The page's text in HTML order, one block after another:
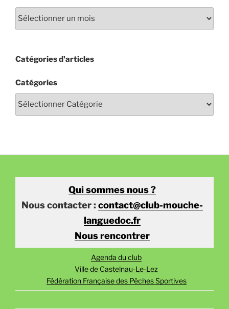
Catégories d'articles
Catégories
Qui sommes nous ?
Nous contacter : contact@club-mouche-
languedoc.fr
Nous rencontrer
Agenda du club
Ville de Castelnau-Le-Lez
Fédération Française des Pêches Sportives